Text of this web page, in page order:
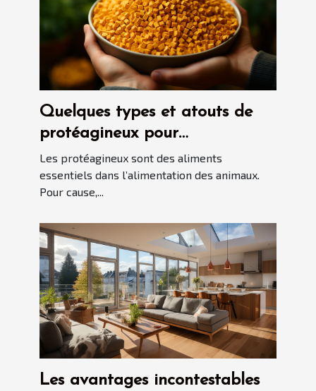
Quelques types et atouts de
protéagineux pour
l'alimentation des animaux
Les protéagineux sont des aliments
essentiels dans l’alimentation des animaux.
Pour cause,...
Les avantages incontestables